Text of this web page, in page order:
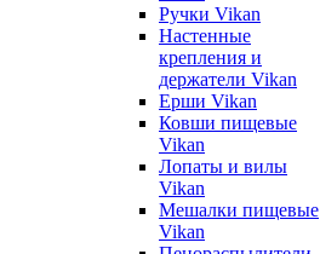
Ручки Vikan
Настенные
крепления и
держатели Vikan
Ерши Vikan
Ковши пищевые
Vikan
Лопаты и вилы
Vikan
Мешалки пищевые
Vikan